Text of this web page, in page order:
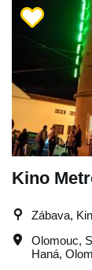
Kino
Zábava,
Olomouc,
Haná,